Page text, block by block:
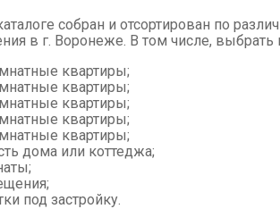
собран и отсортирован по
в г. Воронеже. В том числе,
квартиры;
квартиры;
квартиры;
квартиры;
квартиры;
дома или коттеджа;
под застройку.